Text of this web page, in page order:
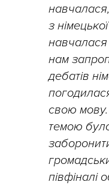
з
навчалася
нам
дебатів
свою
темою
півфіналі